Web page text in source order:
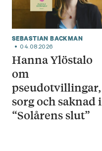
SEBASTIAN BACKMAN
04.08.2026
Hanna Ylöstalo
om
pseudotvillingar,
sorg och saknad i
“Solårens slut”